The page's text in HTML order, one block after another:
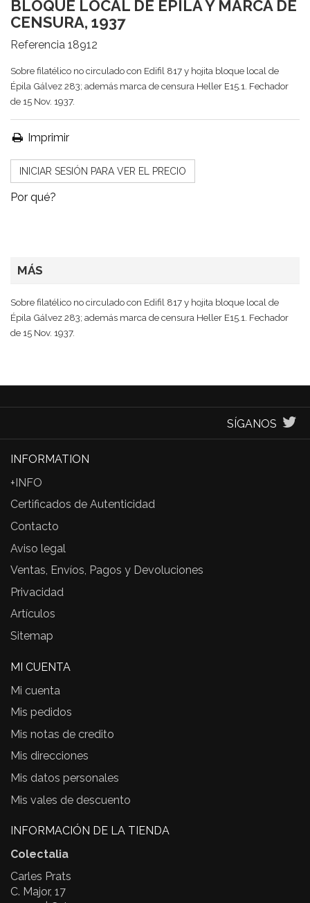
BLOQUE LOCAL DE ÉPILA Y MARCA DE
CENSURA, 1937
Referencia 18912
Sobre filatélico no circulado con Edifil 817 y hojita bloque local de
Épila Gálvez 283; además marca de censura Heller E15.1. Fechador
de 15 Nov. 1937.
Imprimir
INICIAR SESIÓN PARA VER EL PRECIO
Por qué?
MÁS
Sobre filatélico no circulado con Edifil 817 y hojita bloque local de
Épila Gálvez 283; además marca de censura Heller E15.1. Fechador
de 15 Nov. 1937.
SÍGANOS
INFORMATION
+INFO
Certificados de Autenticidad
Contacto
Aviso legal
Ventas, Envíos, Pagos y Devoluciones
Privacidad
Artículos
Sitemap
MI CUENTA
Mi cuenta
Mis pedidos
Mis notas de credito
Mis direcciones
Mis datos personales
Mis vales de descuento
INFORMACIÓN DE LA TIENDA
Colectalia
Carles Prats
C. Major, 17